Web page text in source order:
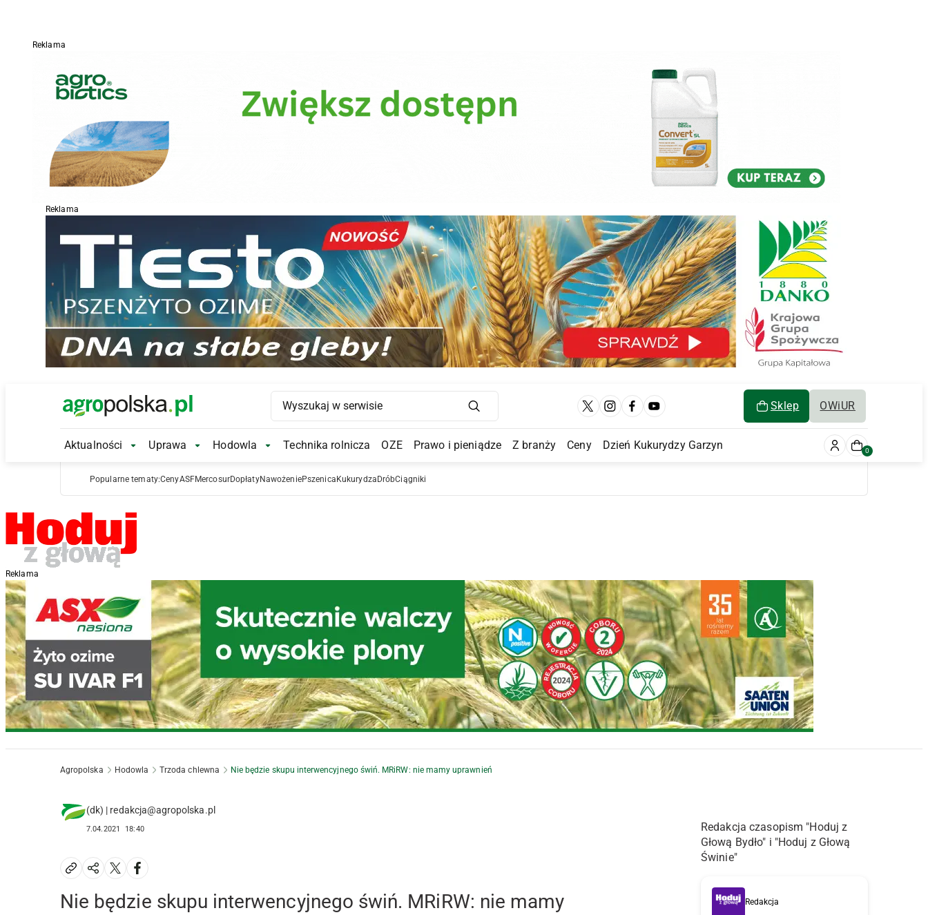
Reklama
Reklama
Main Logo Sklep OWiUR
Main Navigation
Aktualności Aktualności Submenu
Uprawa Uprawa Submenu
Hodowla Hodowla Submenu
Technika rolnicza OZE Prawo i pieniądze Z branży Ceny Dzień Kukurydzy Garzyn 0
Popularne tematy:CenyASFMercosurDopłatyNawożeniePszenica Kukurydza DróbCiągniki
Reklama
Agropolska Hodowla Trzoda chlewna Nie będzie skupu interwencyjnego świń. MRiRW: nie mamy uprawnień
(dk) | redakcja@agropolska.pl
7.04.2021 18:40
Nie będzie skupu interwencyjnego świń. MRiRW: nie mamy
Redakcja czasopism "Hoduj z
Głową Bydło" i "Hoduj z Głową
Świnie"
Redakcja